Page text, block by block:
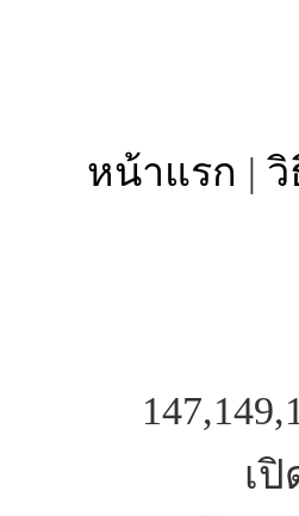
หน้าแรก | วิ
เ